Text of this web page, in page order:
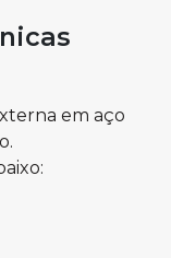
em aço